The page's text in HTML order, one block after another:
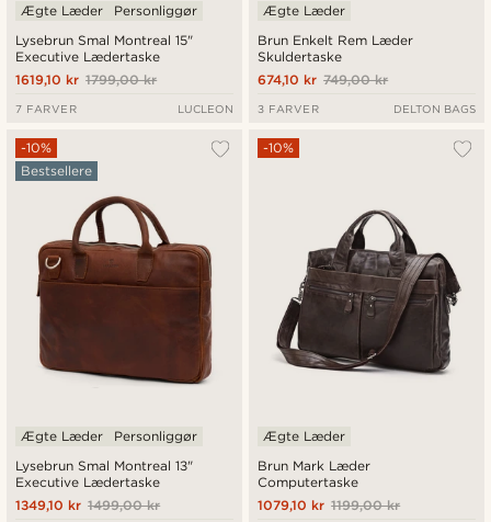
Lysebrun Smal Montreal 15"
Executive Lædertaske
Ægte Læder Personliggør
1799,00 kr
1619,10 kr
7 FARVER LUCLEON
Brun Enkelt Rem Læder
Skuldertaske
Ægte Læder
749,00 kr
674,10 kr
3 FARVER DELTON BAGS
Lysebrun Smal Montreal 13"
Executive Lædertaske
-10%
Bestsellere
Ægte Læder Personliggør
1499,00 kr
1349,10 kr
Brun Mark Læder
Computertaske
-10%
Ægte Læder
1199,00 kr
1079,10 kr